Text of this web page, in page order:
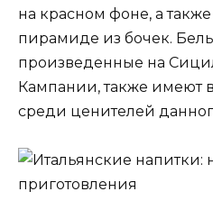
на красном фоне, а
пирамиде из бочек.
произведенные на
Кампании, также имеют
среди ценителей